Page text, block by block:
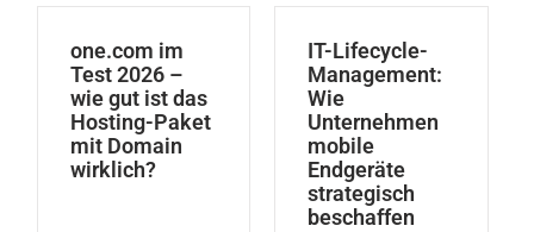
one.com im
Test 2026 –
wie gut ist das
Hosting-Paket
mit Domain
wirklich?
IT-Lifecycle-
Management:
Wie
Unternehmen
mobile
Endgeräte
strategisch
beschaffen